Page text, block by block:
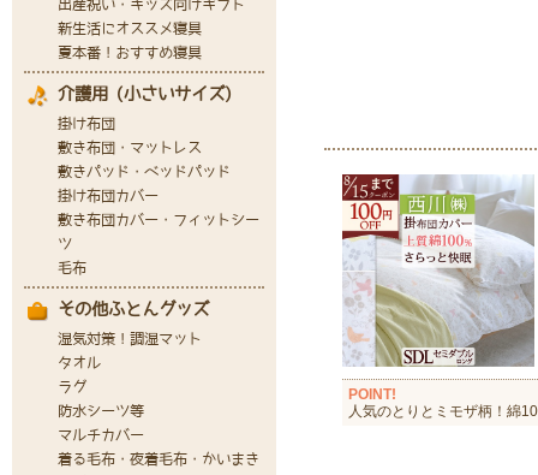
POINT!
人気のとりとミモザ柄！綿